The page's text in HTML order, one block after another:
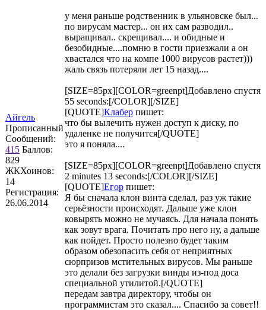
Айгель
Прописанный
Сообщений:
415 Баллов:
829
ЖКХоинов:
14
Регистрация:
26.06.2014
у меня раньше родственник в ульяновске был...
по вирусам мастер... он их сам разводил..
выращивал.. скрещивал.... и обидные и
безобидные....помню в гости приезжали а он
хвастался что на компе 1000 вирусов растет)))
жаль связь потеряли лет 15 назад....
[SIZE=85px][COLOR=greenpt]Добавлено спустя
55 seconds:[/COLOR][/SIZE]
[QUOTE]Клабер пишет:
что бы вылечить нужен доступ к диску, по
удаленке не получится[/QUOTE]
это я поняла....
[SIZE=85px][COLOR=greenpt]Добавлено спустя
2 minutes 13 seconds:[/COLOR][/SIZE]
[QUOTE]Егор пишет:
Я бы сначала клон винта сделал, раз уж такие
серьёзности происходят. Дальше уже клон
ковырять можно не мучаясь. Для начала понять
как зовут врага. Почитать про него ну, а дальше
как пойдет. Просто полезно будет таким
образом обезопасить себя от неприятных
сюрпризов мстительных вирусов. Мы раньше
это делали без загрузки винды из-под доса
специальной утилитой.[/QUOTE]
передам завтра директору, чтобы он
программистам это сказал.... Спасибо за совет!!